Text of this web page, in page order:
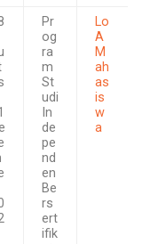
Pr
og
ra
m
St
udi
In
de
pe
nd
en
Be
rs
ert
ifik
Lo
A
M
ah
as
is
w
a